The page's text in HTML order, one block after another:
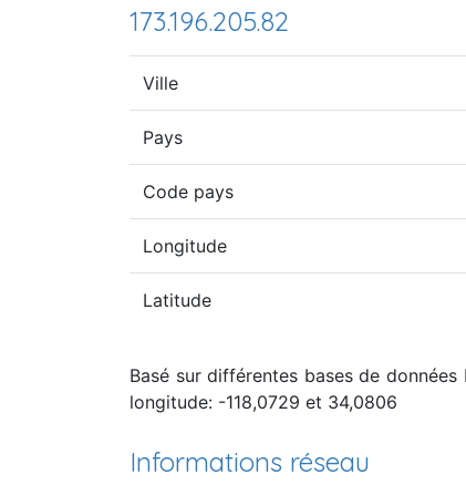
173.196.205.82
Ville
Pays
Code pays
Longitude
Latitude
Basé sur différentes bases de
longitude: -118,0729 et 34,0806
Informations réseau